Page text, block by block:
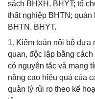
sách BHXH, BHYT; tổ
thất nghiệp BHTN;
BHTN, BHYT.
1. Kiểm toán nội bộ đưa
quan, độc lập bằng
có nguyên tắc và mang
nâng cao hiệu quả của
quản lý rủi ro theo kế